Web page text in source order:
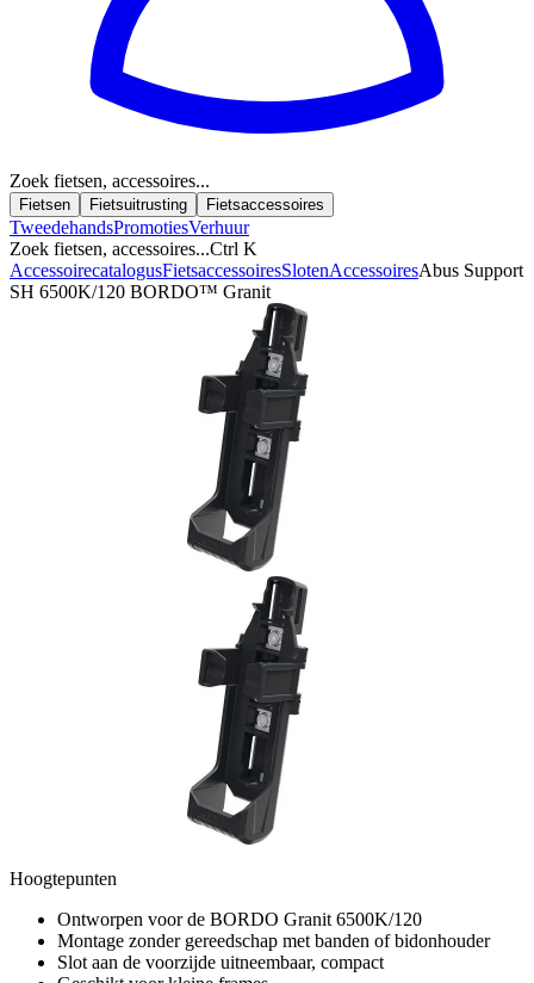
Zoek fietsen, accessoires...
Fietsen Fietsuitrusting Fietsaccessoires
TweedehandsPromotiesVerhuur
Zoek fietsen, accessoires...Ctrl K
AccessoirecatalogusFietsaccessoiresSlotenAccessoiresAbus Support
SH 6500K/120 BORDO™ Granit
Hoogtepunten
Ontworpen voor de BORDO Granit 6500K/120
Montage zonder gereedschap met banden of bidonhouder
Slot aan de voorzijde uitneembaar, compact